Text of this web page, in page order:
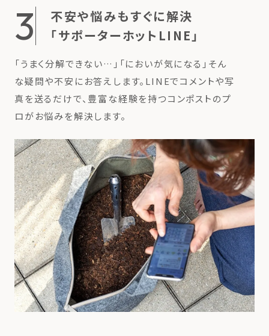
3
不安や悩みもすぐに解決
「サポーターホットLINE」
「うまく分解できない…」「においが気になる」そん
な疑問や不安にお答えします。LINEでコメントや写
真を送るだけで、豊富な経験を持つコンポストのプ
ロがお悩みを解決します。